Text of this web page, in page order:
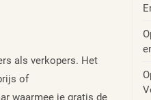
als verkopers. Het
of
waarmee je gratis de